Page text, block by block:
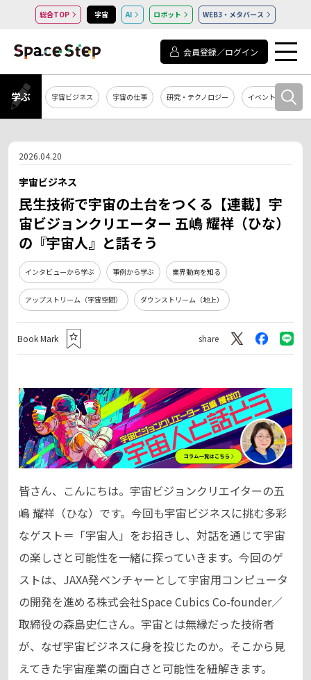
総合TOP 宇宙 AI ロボット WEB3・メタバース
会員登録／ログイン
学ぶ 宇宙ビジネス 宇宙の仕事 研究・テクノロジー イベント・セミナー
2026.04.20
宇宙ビジネス
民生技術で宇宙の土台をつくる【連載】宇
宙ビジョンクリエーター 五嶋 耀祥（ひな）
の『宇宙人』と話そう
インタビューから学ぶ 事例から学ぶ 業界動向を知る
アップストリーム（宇宙空間） ダウンストリーム（地上）
Book Mark share
皆さん、こんにちは。宇宙ビジョンクリエイターの五
嶋 耀祥（ひな）です。今回も宇宙ビジネスに挑む多彩
なゲスト＝「宇宙人」をお招きし、対話を通じて宇宙
の楽しさと可能性を一緒に探っていきます。今回のゲ
ストは、JAXA発ベンチャーとして宇宙用コンピュータ
の開発を進める株式会社Space Cubics Co-founder／
取締役の森島史仁さん。宇宙とは無縁だった技術者
が、なぜ宇宙ビジネスに身を投じたのか。そこから見
えてきた宇宙産業の面白さと可能性を紐解きます。